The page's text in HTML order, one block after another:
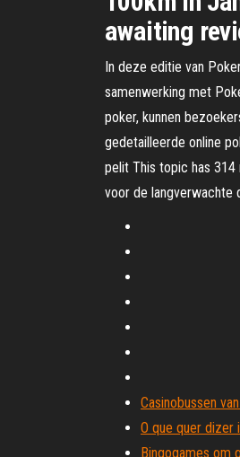
awaiting
In deze editie van
samenwerking met
poker, kunnen
gedetailleerde online
pelit This topic has 314
voor de langverwachte
Casinobussen
O que quer dizer
Bingogames om